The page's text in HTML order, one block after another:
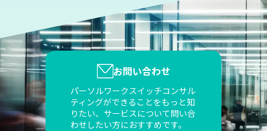
お問い合わせ
パーソルワークスイッチコンサル
ティングができることをもっと知
りたい、サービスについて問い合
わせしたい方におすすめです。